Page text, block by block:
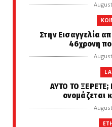
Στην Εισαγγελία
46χρονη
ΑΥΤΟ ΤΟ ΞΕΡΕΤΕ;
ονομάζεται